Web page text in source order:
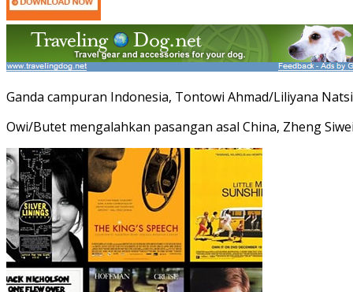
Ganda campuran Indonesia, Tontowi Ahmad/Liliyana
Owi/Butet mengalahkan pasangan asal China, Zheng